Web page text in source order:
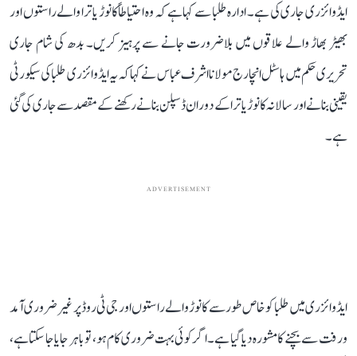
ایڈوائزری جاری کی ہے۔ ادارہ طلبا سے کہا ہے کہ وہ احتیاطاً کانوڑ یاترا والے راستوں اور
بھیڑ بھاڑ والے علاقوں میں بلاضرورت جانے سے پرہیز کریں۔ بدھ کی شام جاری
تحریری حکم میں ہاسٹل انچارج مولانا اشرف عباس نے کہا کہ یہ ایڈوائزری طلبا کی سیکورٹی
یقینی بنانے اور سالانہ کانوڑ یاترا کے دوران ڈسپلن بنانے رکھنے کے مقصد سے جاری کی گئی
ہے۔
ADVERTISEMENT
ایڈوائزری میں طلبا کو خاص طور سے کانوڑ والے راستوں اور جی ٹی روڈ پر غیر ضروری آمد
و رفت سے بچنے کا مشورہ دیا گیا ہے۔ اگر کوئی بہت ضروری کام ہو، تو باہر جایا جا سکتا ہے،